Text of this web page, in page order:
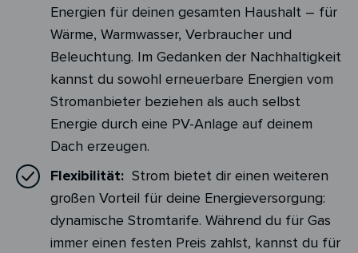
Energien für deinen gesamten Haushalt – für
Wärme, Warmwasser, Verbraucher und
Beleuchtung. Im Gedanken der Nachhaltigkeit
kannst du sowohl erneuerbare Energien vom
Stromanbieter beziehen als auch selbst
Energie durch eine PV-Anlage auf deinem
Dach erzeugen.
Flexibilität: Strom bietet dir einen weiteren
großen Vorteil für deine Energieversorgung:
dynamische Stromtarife. Während du für Gas
immer einen festen Preis zahlst, kannst du für